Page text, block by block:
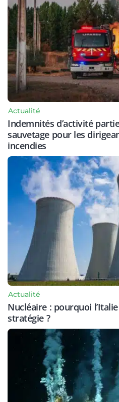
Actualité
Indemnités d’activité
sauvetage pour les
incendies
Actualité
Nucléaire : pourquoi
stratégie ?